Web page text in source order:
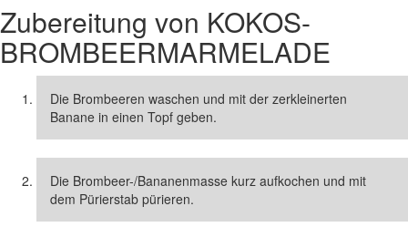
Zubereitung von KOKOS-
BROMBEERMARMELADE
Die Brombeeren waschen und mit der zerkleinerten
Banane in einen Topf geben.
Die Brombeer-/Bananenmasse kurz aufkochen und mit
dem Pürierstab pürieren.